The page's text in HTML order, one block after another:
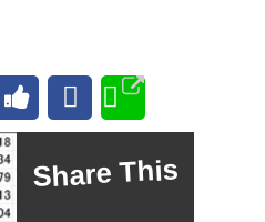
Share This